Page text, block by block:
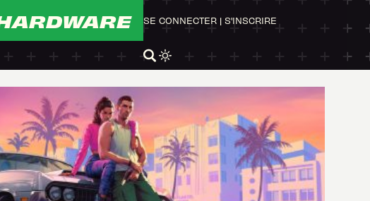
SE CONNECTER | S'INSCRIRE